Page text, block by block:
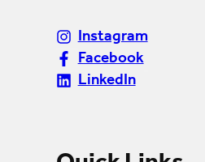
Instagram
Facebook
LinkedIn